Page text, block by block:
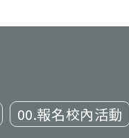
00.報名校內活動